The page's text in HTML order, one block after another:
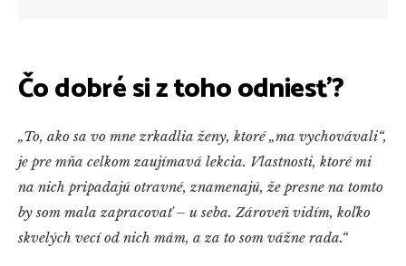
Čo dobré si z toho odniesť?
„To, ako sa vo mne zrkadlia ženy, ktoré „ma vychovávali“,
je pre mňa celkom zaujímavá lekcia. Vlastnosti, ktoré mi
na nich pripadajú otravné, znamenajú, že presne na tomto
by som mala zapracovať – u seba. Zároveň vidím, koľko
skvelých vecí od nich mám, a za to som vážne rada.“